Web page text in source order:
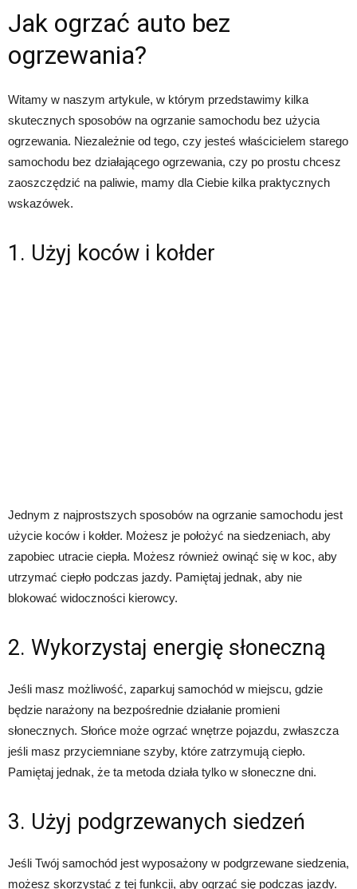
Jak ogrzać auto bez
ogrzewania?
Witamy w naszym artykule, w którym przedstawimy kilka
skutecznych sposobów na ogrzanie samochodu bez użycia
ogrzewania. Niezależnie od tego, czy jesteś właścicielem starego
samochodu bez działającego ogrzewania, czy po prostu chcesz
zaoszczędzić na paliwie, mamy dla Ciebie kilka praktycznych
wskazówek.
1. Użyj koców i kołder
Jednym z najprostszych sposobów na ogrzanie samochodu jest
użycie koców i kołder. Możesz je położyć na siedzeniach, aby
zapobiec utracie ciepła. Możesz również owinąć się w koc, aby
utrzymać ciepło podczas jazdy. Pamiętaj jednak, aby nie
blokować widoczności kierowcy.
2. Wykorzystaj energię słoneczną
Jeśli masz możliwość, zaparkuj samochód w miejscu, gdzie
będzie narażony na bezpośrednie działanie promieni
słonecznych. Słońce może ogrzać wnętrze pojazdu, zwłaszcza
jeśli masz przyciemniane szyby, które zatrzymują ciepło.
Pamiętaj jednak, że ta metoda działa tylko w słoneczne dni.
3. Użyj podgrzewanych siedzeń
Jeśli Twój samochód jest wyposażony w podgrzewane siedzenia,
możesz skorzystać z tej funkcji, aby ogrzać się podczas jazdy.